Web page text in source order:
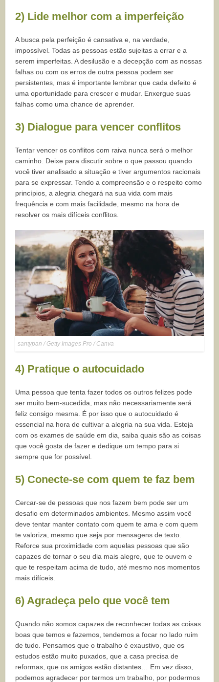
2) Lide melhor com a imperfeição
A busca pela perfeição é cansativa e, na verdade,
impossível. Todas as pessoas estão sujeitas a errar e a
serem imperfeitas. A desilusão e a decepção com as nossas
falhas ou com os erros de outra pessoa podem ser
persistentes, mas é importante lembrar que cada defeito é
uma oportunidade para crescer e mudar. Enxergue suas
falhas como uma chance de aprender.
3) Dialogue para vencer conflitos
Tentar vencer os conflitos com raiva nunca será o melhor
caminho. Deixe para discutir sobre o que passou quando
você tiver analisado a situação e tiver argumentos racionais
para se expressar. Tendo a compreensão e o respeito como
princípios, a alegria chegará na sua vida com mais
frequência e com mais facilidade, mesmo na hora de
resolver os mais difíceis conflitos.
santypan / Getty Images Pro / Canva
4) Pratique o autocuidado
Uma pessoa que tenta fazer todos os outros felizes pode
ser muito bem-sucedida, mas não necessariamente será
feliz consigo mesma. É por isso que o autocuidado é
essencial na hora de cultivar a alegria na sua vida. Esteja
com os exames de saúde em dia, saiba quais são as coisas
que você gosta de fazer e dedique um tempo para si
sempre que for possível.
5) Conecte-se com quem te faz bem
Cercar-se de pessoas que nos fazem bem pode ser um
desafio em determinados ambientes. Mesmo assim você
deve tentar manter contato com quem te ama e com quem
te valoriza, mesmo que seja por mensagens de texto.
Reforce sua proximidade com aquelas pessoas que são
capazes de tornar o seu dia mais alegre, que te ouvem e
que te respeitam acima de tudo, até mesmo nos momentos
mais difíceis.
6) Agradeça pelo que você tem
Quando não somos capazes de reconhecer todas as coisas
boas que temos e fazemos, tendemos a focar no lado ruim
de tudo. Pensamos que o trabalho é exaustivo, que os
estudos estão muito puxados, que a casa precisa de
reformas, que os amigos estão distantes… Em vez disso,
podemos agradecer por termos um trabalho, por podermos